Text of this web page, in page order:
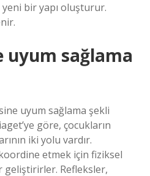
yeni bir yapı oluşturur.
uyum sağlama
uyum sağlama şekli
göre, çocukların
iki yolu vardır.
koordine etmek için fiziksel
Refleksler,